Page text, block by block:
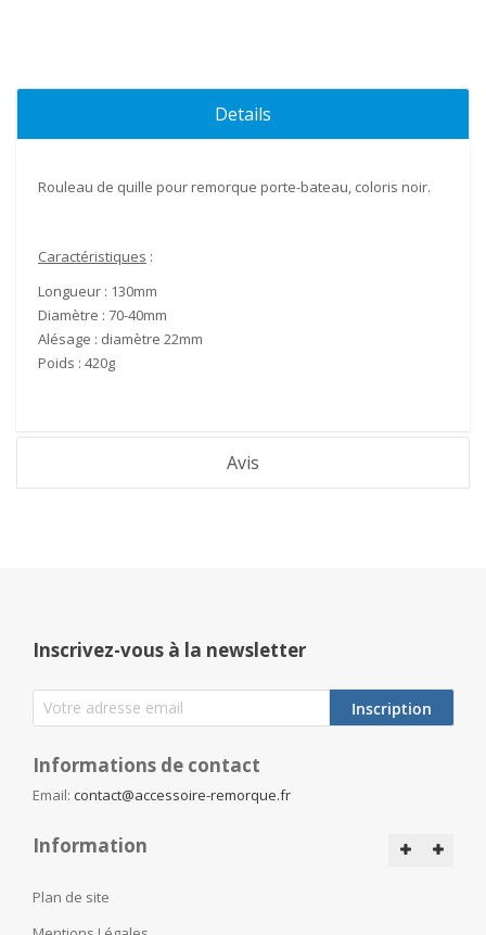
Details
Rouleau de quille pour remorque porte-bateau, coloris noir.
Caractéristiques :
Longueur : 130mm
Diamètre : 70-40mm
Alésage : diamètre 22mm
Poids : 420g
Avis
Inscrivez-vous à la newsletter
Inscription
Informations de contact
Email: contact@accessoire-remorque.fr
Information
Plan de site